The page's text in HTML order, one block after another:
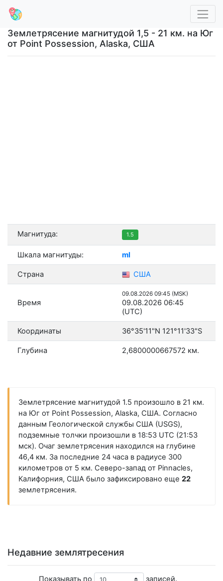
Землетрясение магнитудой 1,5 - 21 км. на Юг
от Point Possession, Alaska, США
Магнитуда: 1.5
Шкала магнитуды: ml
Страна США
Время
09.08.2026 09:45 (MSK)
09.08.2026 06:45
(UTC)
Координаты 36°35'11"N 121°11'33"S
Глубина 2,6800000667572 км.
Землетрясение магнитудой 1.5 произошло в 21 км.
на Юг от Point Possession, Alaska, США. Согласно
данным Геологической службы США (USGS),
подземные толчки произошли в 18:53 UTC (21:53
мск). Очаг землетрясения находился на глубине
46,4 км. За последние 24 часа в радиусе 300
километров от 5 км. Северо-запад от Pinnacles,
Калифорния, США было зафиксировано еще 22
землетрясения.
Недавние землятресения